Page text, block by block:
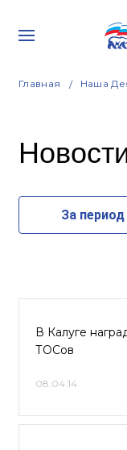
Главная Наша
За период
В Калуге
ТОСов
08.04.14